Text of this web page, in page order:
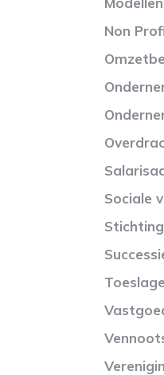
Non
Sociale
Stichting